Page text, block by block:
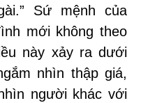
Sứ mệnh của
mới không theo
này xảy ra dưới
nhìn thập giá,
người khác với